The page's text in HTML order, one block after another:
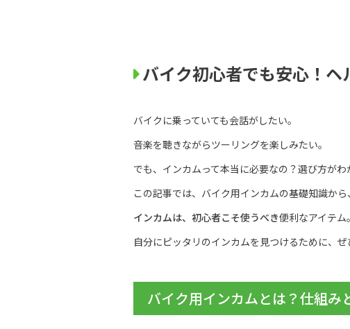
バイク初心者でも安心！
バイクに乗っていても会話がしたい。
音楽を聴きながらツーリングを楽しみたい。
でも、インカムって本当に必要なの？選び方が
この記事では、バイク用インカムの基礎知識か
インカムは、初心者こそ使うべき便利なアイテム。
自分にピッタリのインカムを見つけるために、
バイク用インカムとは？仕組み